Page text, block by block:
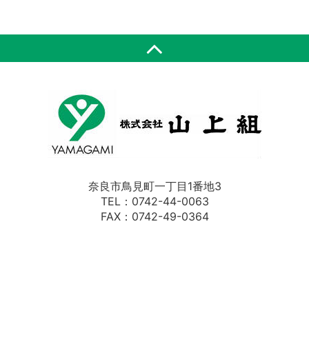
うえで個人情報を取得するよう努めます。お客
を、電子メールや封書としてご送付する際に利
用致します。また、ご提供いただいた個人情報
の利用目的を変更する場合、変更後の利用目的
を公表し、またはご本人に通知致します。
3.第三者提供の制限
当社は、法令等に基づく正当な理由のある場合
奈良市鳥見町一丁目1番地3
TEL：0742-44-0063
FAX：0742-49-0364